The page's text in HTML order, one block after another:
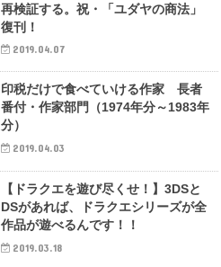
再検証する。祝・「ユダヤの商法」
復刊！
2019.04.07
印税だけで食べていける作家 長者
番付・作家部門（1974年分～1983年
分）
2019.04.03
【ドラクエを遊び尽くせ！】3DSと
DSがあれば、ドラクエシリーズが全
作品が遊べるんです！！
2019.03.18